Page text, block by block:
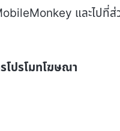
และไปที่ส่
โปรโมทโฆษณา